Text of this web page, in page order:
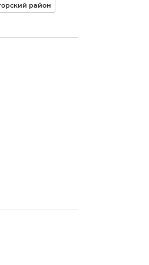
район